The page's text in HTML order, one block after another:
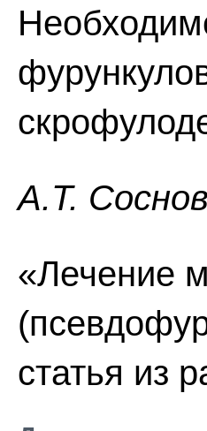
А.Т.
«Лечение
статья из